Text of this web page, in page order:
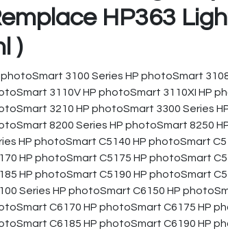
HP363
)
photoSmart 3100 Series HP photoSmart
3110V HP photoSmart 3110XI HP
3210 HP photoSmart 3300 Series
8200 Series HP photoSmart 8250
HP photoSmart C5140 HP photoSmart
HP photoSmart C5175 HP photoSmart
HP photoSmart C5190 HP photoSmart
Series HP photoSmart C6150 HP
C6170 HP photoSmart C6175 HP
C6185 HP photoSmart C6190 HP